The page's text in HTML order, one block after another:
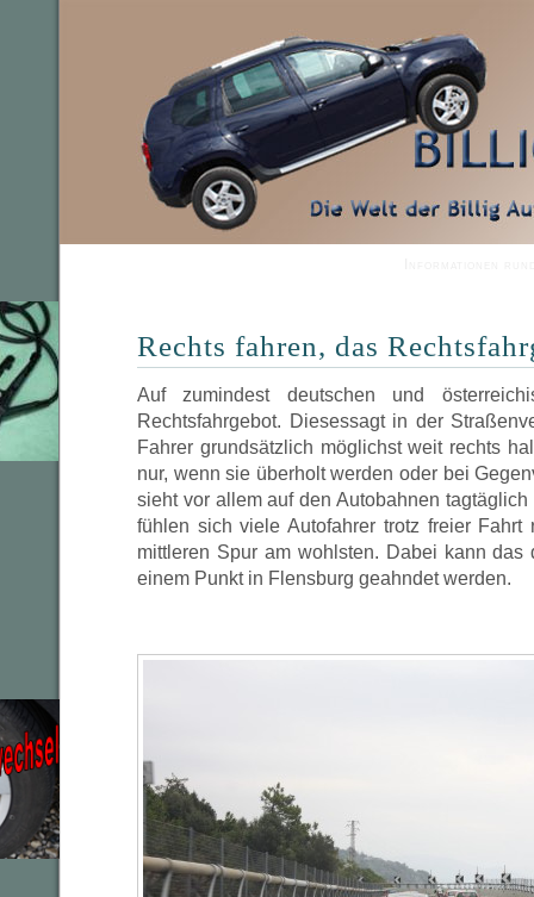
Rechts fahren, das
Auf zumindest deutschen und
Rechtsfahrgebot. Diesessagt in der
Fahrer grundsätzlich möglichst weit rechts
nur, wenn sie überholt werden oder bei
sieht vor allem auf den Autobahnen
fühlen sich viele Autofahrer trotz freier
mittleren Spur am wohlsten. Dabei kann
einem Punkt in Flensburg geahndet werden.